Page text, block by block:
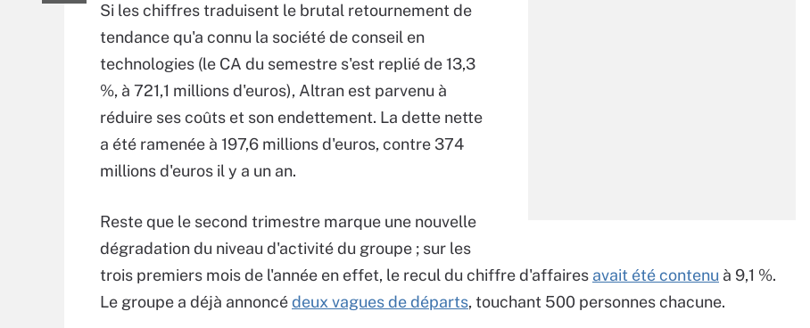
Si les chiffres traduisent le brutal retournement de
tendance qu'a connu la société de conseil en
technologies (le CA du semestre s'est replié de 13,3
%, à 721,1 millions d'euros), Altran est parvenu à
réduire ses coûts et son endettement. La dette nette
a été ramenée à 197,6 millions d'euros, contre 374
millions d'euros il y a un an.
Reste que le second trimestre marque une nouvelle
dégradation du niveau d'activité du groupe ; sur les
trois premiers mois de l'année en effet, le recul du chiffre d'affaires avait été contenu à 9,1 %.
Le groupe a déjà annoncédeux vagues de départs, touchant 500 personnes chacune.